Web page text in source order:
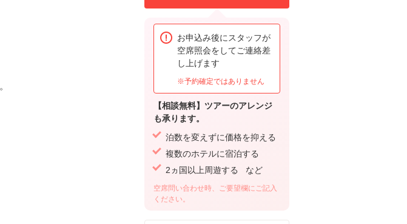
お申込み後にスタッフが
空席照会をしてご連絡差
し上げます
※予約確定ではありません
【相談無料】ツアーのアレンジ
も承ります。
泊数を変えずに価格を抑える
複数のホテルに宿泊する
2ヵ国以上周遊する など
空席問い合わせ時、ご要望欄にご記入
ください。